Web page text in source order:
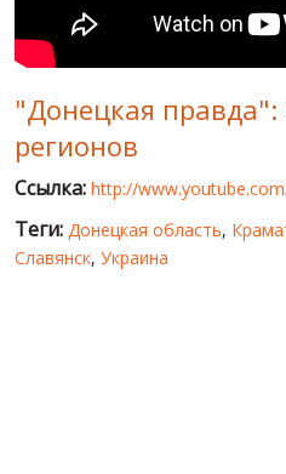
ПУБЛИЧНЫЕ ЛЮДИ
РОССИЙСКО-УКРАИНСКАЯ ВОЙНА
WINTER ON FIRE: UKRAINE'S FIGHT FOR
ХРОНОЛОГИЯ ЄВРОМАЙДАНА
"Донецкая правда":
регионов
Ссылка: http://
Теги: Донецкая область,
Славянск, Украина